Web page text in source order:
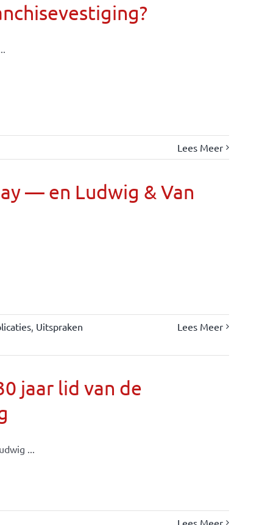
Lees Meer
— en Ludwig & Van
, Uitspraken
Lees Meer
jaar lid van de
...
Lees Meer